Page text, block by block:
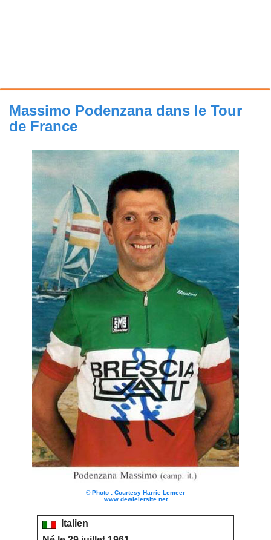
Massimo Podenzana dans le Tour
de France
© Photo : Courtesy Harrie Lemeer
www.dewielersite.net
Italien